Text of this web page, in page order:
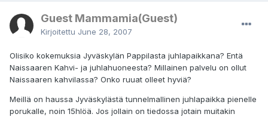
Guest Mammamia(Guest)
Kirjoitettu June 28, 2007
Olisiko kokemuksia Jyväskylän Pappilasta juhlapaikkana? Entä
Naissaaren Kahvi- ja juhlahuoneesta? Millainen palvelu on ollut
Naissaaren kahvilassa? Onko ruuat olleet hyviä?
Meillä on haussa Jyväskylästä tunnelmallinen juhlapaikka pienelle
porukalle, noin 15hlöä. Jos jollain on tiedossa jotain muitakin